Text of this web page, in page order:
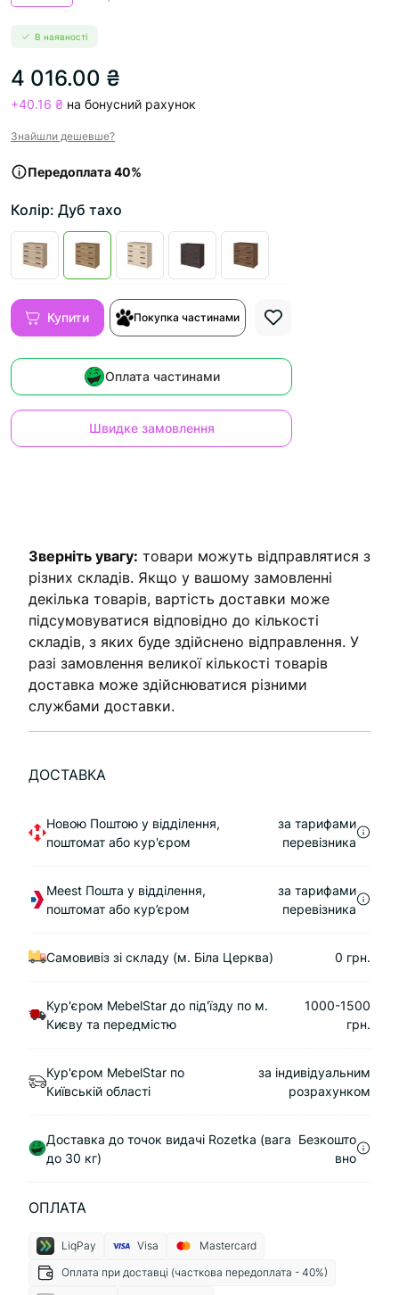
В наявності
4 016.00 ₴
+40.16 ₴ на бонусний рахунок
Знайшли дешевше?
Передоплата 40%
Колір: Дуб тахо
Купити Покупка частинами
Оплата частинами
Швидке замовлення
Зверніть увагу: товари можуть відправлятися з
різних складів. Якщо у вашому замовленні
декілька товарів, вартість доставки може
підсумовуватися відповідно до кількості
складів, з яких буде здійснено відправлення. У
разі замовлення великої кількості товарів
доставка може здійснюватися різними
службами доставки.
ДОСТАВКА
Новою Поштою у відділення,
поштомат або кур'єром
за тарифами
перевізника
Meest Пошта у відділення,
поштомат або кур’єром
за тарифами
перевізника
Самовивіз зі складу (м. Біла Церква) 0 грн.
Кур'єром MebelStar до під'їзду по м.
Києву та передмістю
1000-1500
грн.
Кур'єром MebelStar по
Київській області
за індивідуальним
розрахунком
Доставка до точок видачі Rozetka (вага
до 30 кг)
Безкошто
вно
ОПЛАТА
LiqPay Visa
Mastercard
Оплата при доставці (часткова передоплата - 40%)